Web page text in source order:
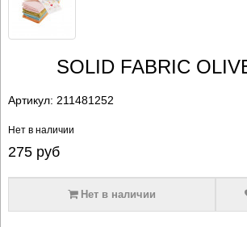
SOLID FABRIC
Артикул: 211481252
Нет в наличии
275руб
Нет в наличии